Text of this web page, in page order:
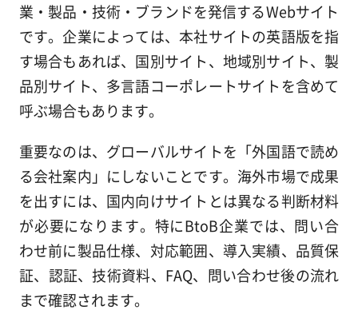
業・製品・技術・ブランドを発信するWebサイト
です。企業によっては、本社サイトの英語版を指
す場合もあれば、国別サイト、地域別サイト、製
品別サイト、多言語コーポレートサイトを含めて
呼ぶ場合もあります。
重要なのは、グローバルサイトを「外国語で読め
る会社案内」にしないことです。海外市場で成果
を出すには、国内向けサイトとは異なる判断材料
が必要になります。特にBtoB企業では、問い合
わせ前に製品仕様、対応範囲、導入実績、品質保
証、認証、技術資料、FAQ、問い合わせ後の流れ
まで確認されます。